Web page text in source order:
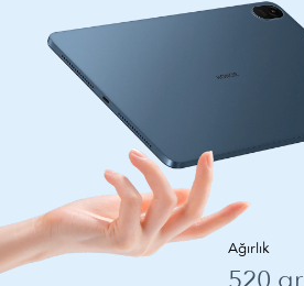
Ağırlık